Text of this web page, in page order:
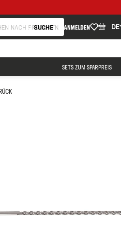
SUCHE ANMELDEN DE
SETS ZUM SPARPREIS